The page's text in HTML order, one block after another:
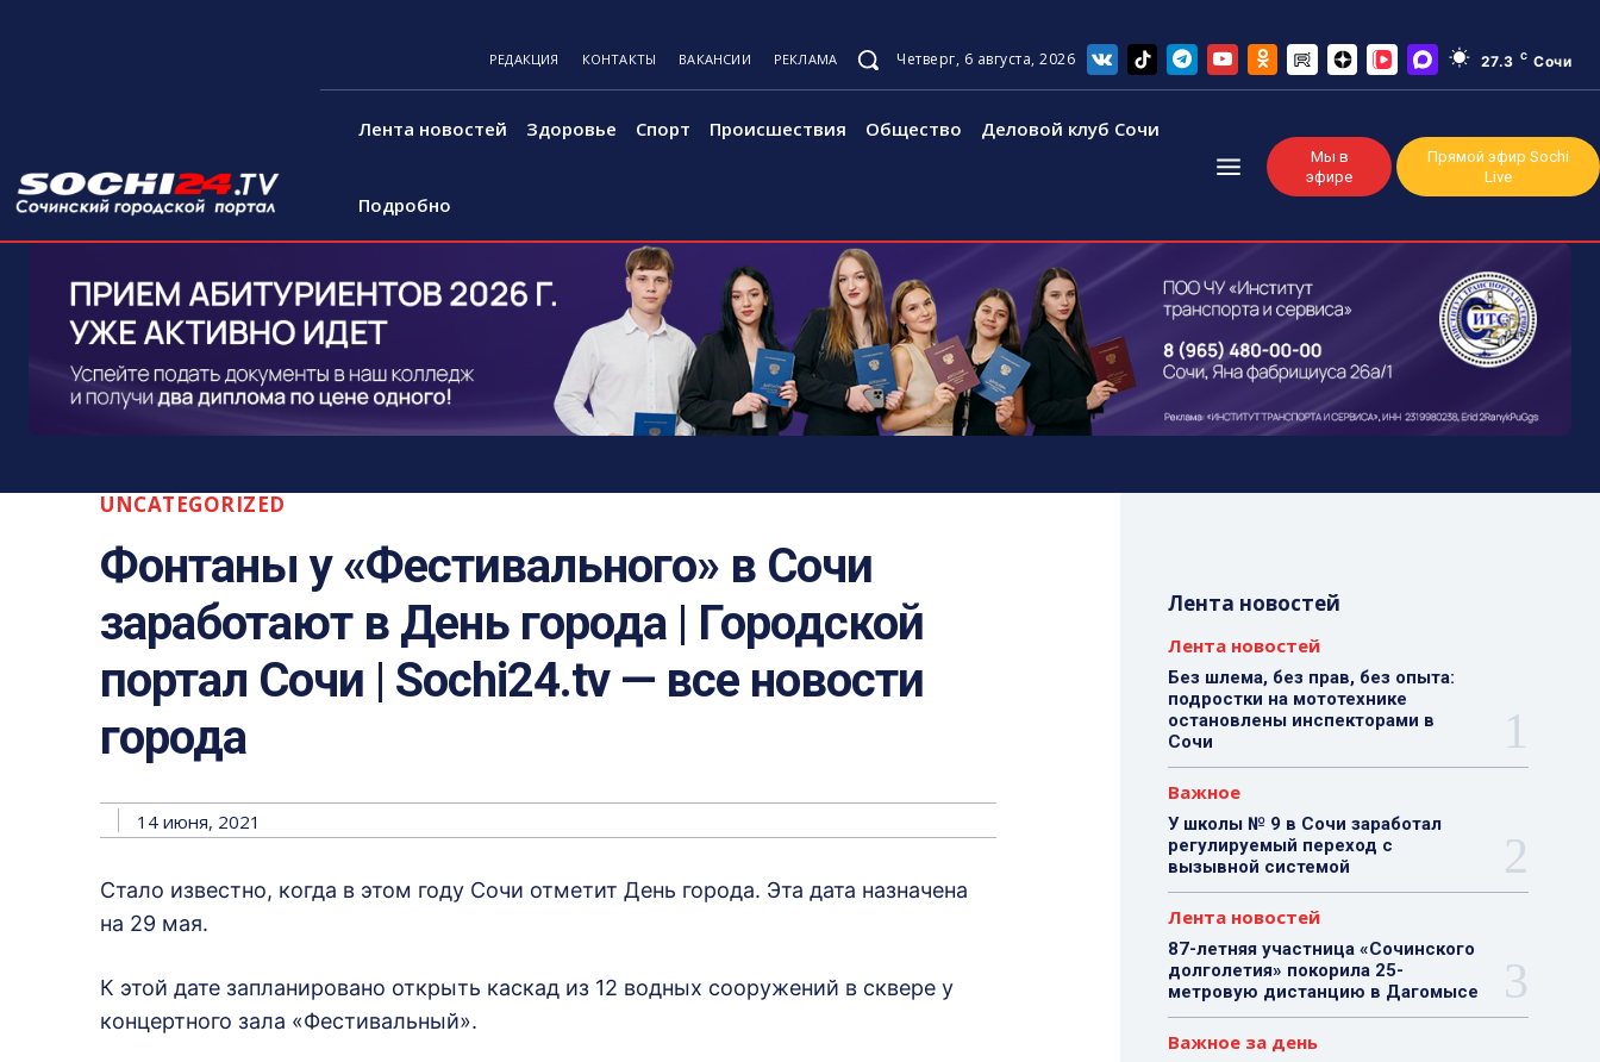
РЕДАКЦИЯ КОНТАКТЫ ВАКАНСИИ РЕКЛАМА Четверг, 6 августа, 2026 27.3 C Сочи
Лента новостей Здоровье Спорт Происшествия Общество Деловой клуб Сочи
Подробно
Мы в
эфире
Прямой эфир Sochi
Live
UNCATEGORIZED
Фонтаны у «Фестивального» в Сочи
заработают в День города | Городской
портал Сочи | Sochi24.tv — все новости
города
14 июня, 2021
Стало известно, когда в этом году Сочи отметит День города. Эта дата назначена
на 29 мая.
К этой дате запланировано открыть каскад из 12 водных сооружений в сквере у
концертного зала «Фестивальный».
Лента новостей
Лента новостей
Без шлема, без прав, без опыта:
подростки на мототехнике
остановлены инспекторами в
Сочи
Важное
У школы № 9 в Сочи заработал
регулируемый переход с
вызывной системой
Лента новостей
87-летняя участница «Сочинского
долголетия» покорила 25-
метровую дистанцию в Дагомысе
Важное за день